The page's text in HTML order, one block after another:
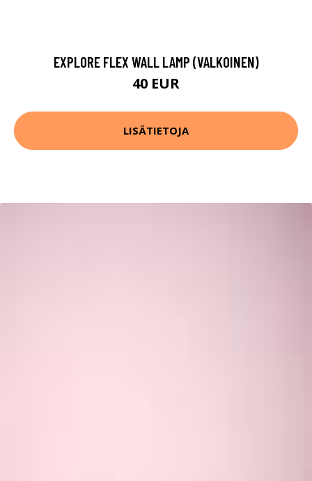
EXPLORE FLEX WALL LAMP (VALKOINEN)
40 EUR
LISÄTIETOJA